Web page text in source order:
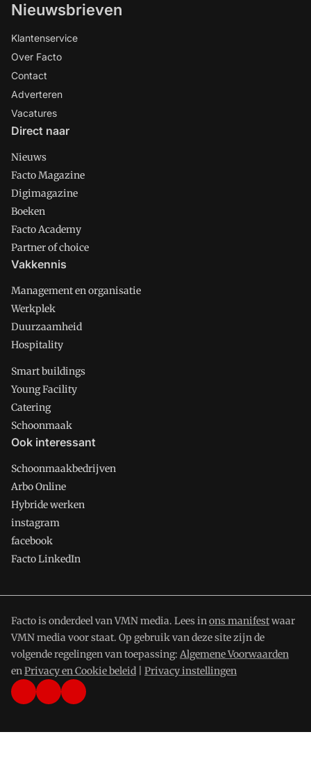
Nieuwsbrieven
Klantenservice
Over Facto
Contact
Adverteren
Vacatures
Direct naar
Nieuws
Facto Magazine
Digimagazine
Boeken
Facto Academy
Partner of choice
Vakkennis
Management en organisatie
Werkplek
Duurzaamheid
Hospitality
Smart buildings
Young Facility
Catering
Schoonmaak
Ook interessant
Schoonmaakbedrijven
Arbo Online
Hybride werken
instagram
facebook
Facto LinkedIn
Facto is onderdeel van VMN media. Lees inons manifestwaar
VMN media voor staat. Op gebruik van deze site zijn de
volgende regelingen van toepassing: Algemene Voorwaarden
enPrivacy en Cookie beleid Privacy instellingen